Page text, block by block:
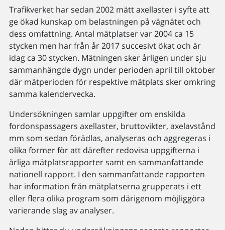
Trafikverket har sedan 2002 mätt axellaster i syfte att
ge ökad kunskap om belastningen på vägnätet och
dess omfattning. Antal mätplatser var 2004 ca 15
stycken men har från år 2017 succesivt ökat och är
idag ca 30 stycken. Mätningen sker årligen under sju
sammanhängde dygn under perioden april till oktober
där mätperioden för respektive mätplats sker omkring
samma kalendervecka.
Undersökningen samlar uppgifter om enskilda
fordonspassagers axellaster, bruttovikter, axelavstånd
mm som sedan förädlas, analyseras och aggregeras i
olika former för att därefter redovisa uppgifterna i
årliga mätplatsrapporter samt en sammanfattande
nationell rapport. I den sammanfattande rapporten
har information från mätplatserna grupperats i ett
eller flera olika program som därigenom möjliggöra
varierande slag av analyser.